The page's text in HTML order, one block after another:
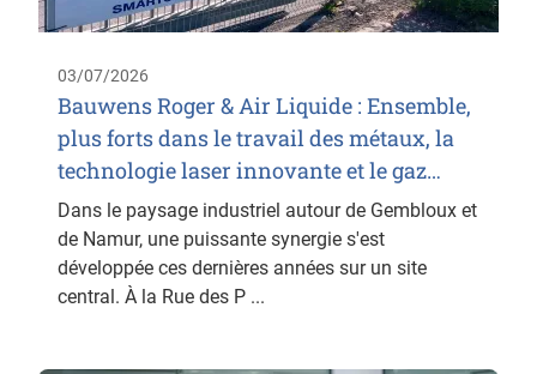
03/07/2026
Bauwens Roger & Air Liquide : Ensemble,
plus forts dans le travail des métaux, la
technologie laser innovante et le gaz…
Dans le paysage industriel autour de Gembloux et
de Namur, une puissante synergie s'est
développée ces dernières années sur un site
central. À la Rue des P ...